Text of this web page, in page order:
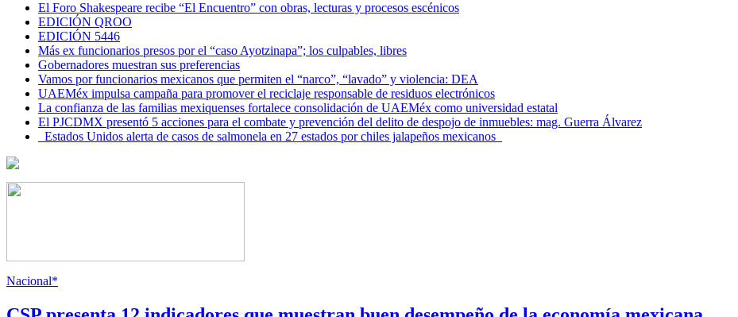
El Foro Shakespeare recibe “El Encuentro” con obras, lecturas y procesos escénicos
EDICIÓN QROO
EDICIÓN 5446
Más ex funcionarios presos por el “caso Ayotzinapa”; los culpables, libres
Gobernadores muestran sus preferencias
Vamos por funcionarios mexicanos que permiten el “narco”, “lavado” y violencia: DEA
UAEMéx impulsa campaña para promover el reciclaje responsable de residuos electrónicos
La confianza de las familias mexiquenses fortalece consolidación de UAEMéx como universidad estatal
El PJCDMX presentó 5 acciones para el combate y prevención del delito de despojo de inmuebles: mag. Guerra Álvarez
Estados Unidos alerta de casos de salmonela en 27 estados por chiles jalapeños mexicanos
Nacional*